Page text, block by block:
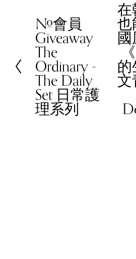
P
r
e
v
i
o
u
#會員
Giveaway
The
Ordinary -
The Daily
Set 日常護
理系列
N在
也
文